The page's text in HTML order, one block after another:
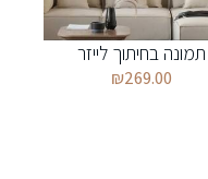
תמונה בחיתוך לייזר
₪269.00